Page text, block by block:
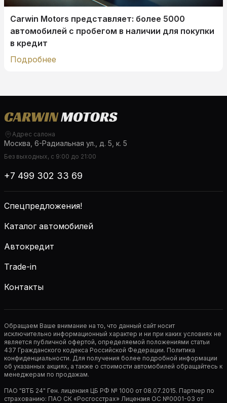
Carwin Motors представляет: более 5000
автомобилей с пробегом в наличии для покупки
в кредит
Подробнее
Адрес салона
Москва, 6-Радиальная ул., д. 5, к. 5
Без выходных, с 9:00 до 21:00
+7 499 302 33 69
Спецпредложения!
Каталог автомобилей
Автокредит
Trade-in
Контакты
Обращаем Ваше внимание на то, что данный сайт носит
исключительно информационный характер и ни при каких условиях не
является публичной офертой, определяемой положениями статьи
437 Гражданского кодекса Российской Федерации. Политика
конфиденциальности. Для получения более подробной информации
об указанных акциях, а также о стоимости автомобилей обращайтесь к
менеджерам по продажам.
ПАО "ВТБ 24" Ген. лицензия ЦБ РФ № 1000 от 08.07.2015. Партнер по
страхованию: ПАО СК «Росгосстрах» Лицензия ОС №0001-03 от